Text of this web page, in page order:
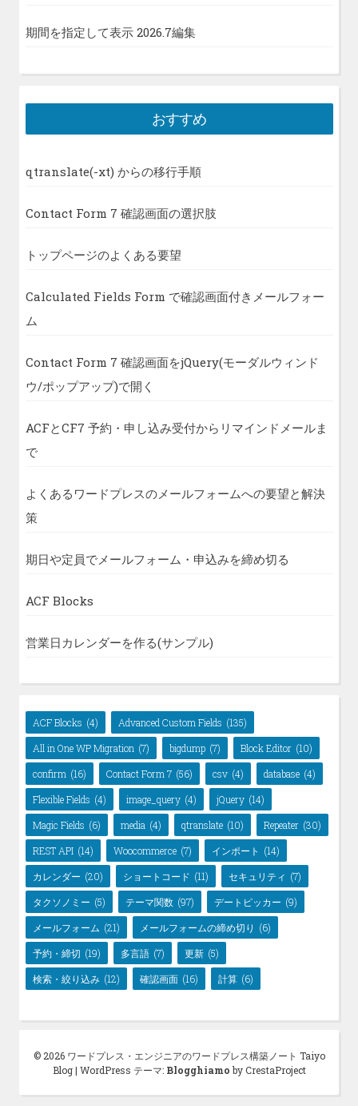
期間を指定して表示 2026.7編集
おすすめ
qtranslate(-xt) からの移行手順
Contact Form 7 確認画面の選択肢
トップページのよくある要望
Calculated Fields Form で確認画面付きメールフォー
ム
Contact Form 7 確認画面をjQuery(モーダルウィンド
ウ/ポップアップ)で開く
ACFとCF7 予約・申し込み受付からリマインドメールま
で
よくあるワードプレスのメールフォームへの要望と解決
策
期日や定員でメールフォーム・申込みを締め切る
ACF Blocks
営業日カレンダーを作る(サンプル)
ACF Blocks (4) Advanced Custom Fields (135)
All in One WP Migration (7) bigdump (7) Block Editor (10)
confirm (16) Contact Form 7 (56) csv (4) database (4)
Flexible Fields (4) image_query (4) jQuery (14)
Magic Fields (6) media (4) qtranslate (10) Repeater (30)
REST API (14) Woocommerce (7) インポート (14)
カレンダー (20) ショートコード (11) セキュリティ (7)
タクソノミー (5) テーマ関数 (97) デートピッカー (9)
メールフォーム (21) メールフォームの締め切り (6)
予約・締切 (19) 多言語 (7) 更新 (5)
検索・絞り込み (12) 確認画面 (16) 計算 (6)
© 2026 ワードプレス・エンジニアのワードプレス構築ノート Taiyo
Blog | WordPress テーマ: Blogghiamo by CrestaProject